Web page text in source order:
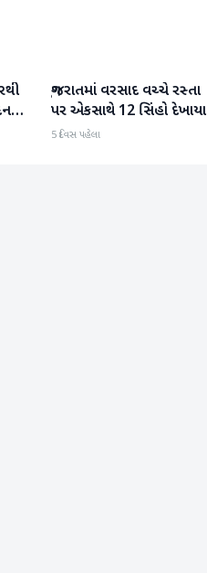
ગુજરાત
ગુજરાતમાં વરસાદ વચ્ચે રસ્તા
પર એકસાથે 12 સિંહો દેખાયા
5 દિવસ પહેલા